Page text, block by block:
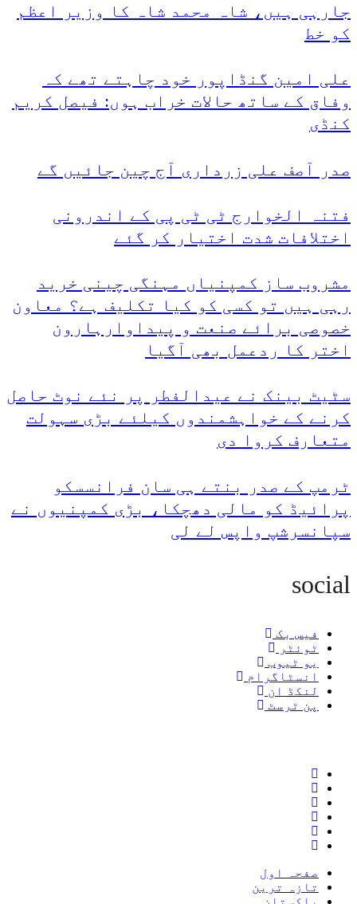
جارہی ہیں، شاہ محمد شاہ کا وزیر اعظم
کو خط
علی امین گنڈاپور خود چاہتے تھے کہ
وفاق کے ساتھ حالات خراب ہوں: فیصل کریم
کنڈی
صدر آصف علی زرداری آج چین جائیں گے
فتنہ الخوارج ٹی ٹی پی کے اندرونی
اختلافات شدت اختیار کر گئے
مشروب ساز کمپنیاں مہنگی چینی خرید
رہی ہیں تو کسی کو کیا تکلیف ہے؟ معاون
خصوصی برائے صنعت و پیداوارہارون
اختر کا ردعمل بھی آگیا
سٹیٹ بینک نے عیدالفطر پر نئے نوٹ حاصل
کرنے کے خواہشمندوں کیلئے بڑی سہولت
متعارف کروا دی
ٹرمپ کے صدر بنتے ہی سان فرانسسکو
پرائیڈ کو مالی دھچکا، بڑی کمپنیوں نے
سپانسرشپ واپس لے لی
social
فیس بک
ٹوئٹر
یو ٹیوب
انسٹاگرام
لنکڈ ان
پن ٹرسٹ
صفحہ اول
تازہ ترین
پاکستان